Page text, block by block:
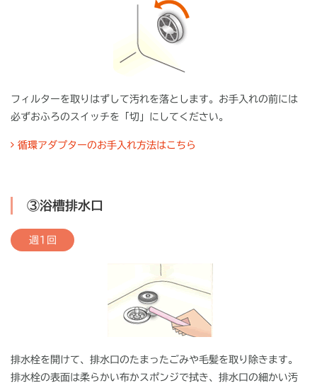
フィルターを取りはずして汚れを落とします。お手入れの前には
必ずおふろのスイッチを「切」にしてください。
循環アダプターのお手入れ方法はこちら
③浴槽排水口
週1回
排水栓を開けて、排水口のたまったごみや毛髪を取り除きます。
排水栓の表面は柔らかい布かスポンジで拭き、排水口の細かい汚